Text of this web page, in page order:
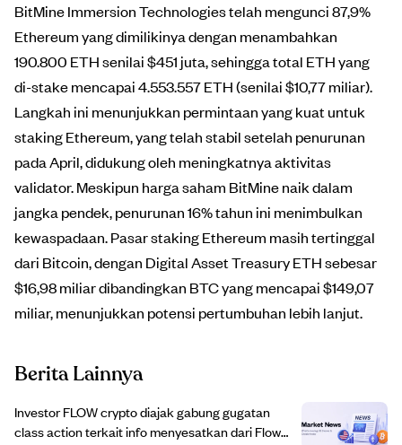
BitMine Immersion Technologies telah mengunci 87,9%
Ethereum yang dimilikinya dengan menambahkan
190.800 ETH senilai $451 juta, sehingga total ETH yang
di-stake mencapai 4.553.557 ETH (senilai $10,77 miliar).
Langkah ini menunjukkan permintaan yang kuat untuk
staking Ethereum, yang telah stabil setelah penurunan
pada April, didukung oleh meningkatnya aktivitas
validator. Meskipun harga saham BitMine naik dalam
jangka pendek, penurunan 16% tahun ini menimbulkan
kewaspadaan. Pasar staking Ethereum masih tertinggal
dari Bitcoin, dengan Digital Asset Treasury ETH sebesar
$16,98 miliar dibandingkan BTC yang mencapai $149,07
miliar, menunjukkan potensi pertumbuhan lebih lanjut.
Berita Lainnya
Investor FLOW crypto diajak gabung gugatan
class action terkait info menyesatkan dari Flow